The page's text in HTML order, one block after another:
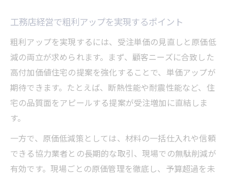
工務店経営で粗利アップを実現するポイント
粗利アップを実現するには、受注単価の見直しと原価低
減の両立が求められます。まず、顧客ニーズに合致した
高付加価値住宅の提案を強化することで、単価アップが
期待できます。たとえば、断熱性能や耐震性能など、住
宅の品質面をアピールする提案が受注増加に直結しま
す。
一方で、原価低減策としては、材料の一括仕入れや信頼
できる協力業者との長期的な取引、現場での無駄削減が
有効です。現場ごとの原価管理を徹底し、予算超過を未